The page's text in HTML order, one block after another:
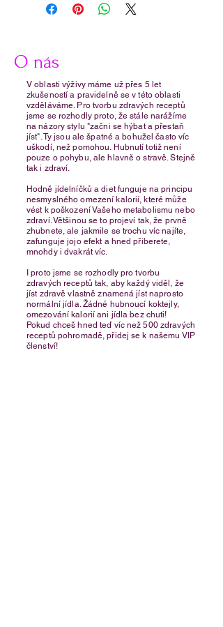
O nás
V oblasti výživy máme už přes 5 let
zkušeností a pravidelně se v této oblasti
vzděláváme. Pro tvorbu zdravých receptů
jsme se rozhodly proto, že stále narážíme
na názory stylu "začni se hýbat a přestaň
jíst". Ty jsou ale špatné a bohužel často víc
uškodí, než pomohou. Hubnutí totiž není
pouze o pohybu, ale hlavně o stravě. Stejně
tak i zdraví.
Hodně jídelníčků a diet funguje na principu
nesmyslného omezení kalorií, které může
vést k poškození Vašeho metabolismu nebo
zdraví. Většinou se to projeví tak, že prvně
zhubnete, ale jakmile se trochu víc najíte,
zafunguje jojo efekt a hned přiberete,
mnohdy i dvakrát víc.
I proto jsme se rozhodly pro tvorbu
zdravých receptů tak, aby každý viděl, že
jíst zdravě vlastně znamená jíst naprosto
normální jídla. Žádné hubnoucí koktejly,
omezování kalorií ani jídla bez chuti!​
Pokud chceš hned teď víc než 500 zdravých
receptů pohromadě, přidej se k našemu VIP
členství!